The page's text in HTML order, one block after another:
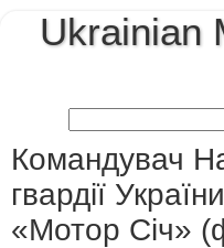
Ukrainian
Командувач
гвардії
«Мотор Січ»